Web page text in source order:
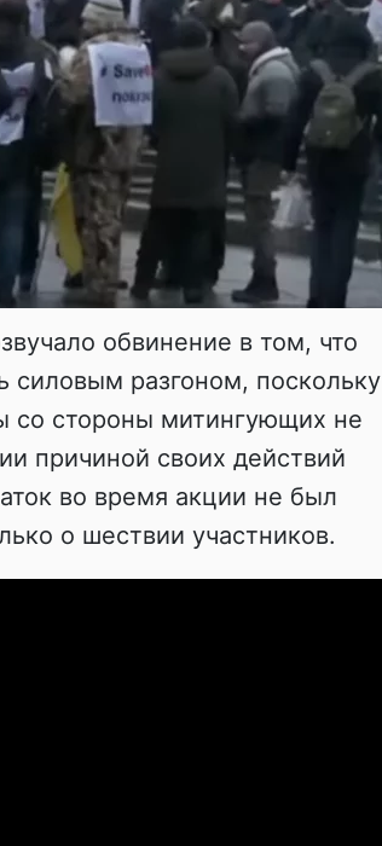
обвинение в том, что
силовым разгоном, поскольку
со стороны митингующих не
причиной своих действий
во время акции не был
о шествии участников.